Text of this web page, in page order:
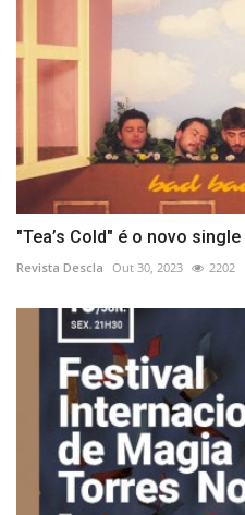
"Tea’s Cold" é o novo
Revista Descla Out 30, 2023 2202